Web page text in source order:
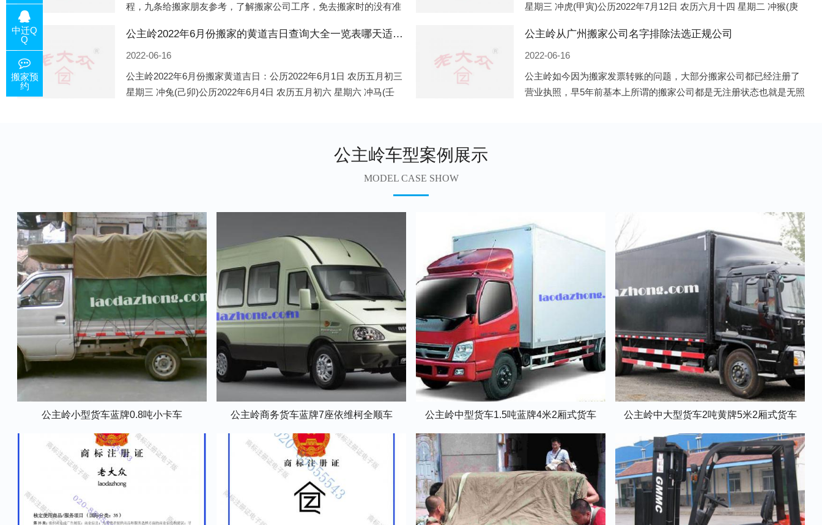
程，九条给搬家朋友参考，了解搬家公司工序，免去搬家时的没有准
电话咨询，初步了解客户搬 家
星期三 冲虎(甲寅)公历2022年7月12日 农历六月十四 星期二 冲猴(庚
公主岭2022年6月份搬家的黄道吉日查询大全一览表哪天适合搬家好日子
2022-06-16
公主岭2022年6月份搬家黄道吉日：公历2022年6月1日 农历五月初三
星期三 冲兔(己卯)公历2022年6月4日 农历五月初六 星期六 冲马(壬
公主岭从广州搬家公司名字排除法选正规公司
2022-06-16
公主岭如今因为搬家发票转账的问题，大部分搬家公司都已经注册了
营业执照，早5年前基本上所谓的搬家公司都是无注册状态也就是无照
公主岭车型案例展示
MODEL CASE SHOW
公主岭小型货车蓝牌0.8吨小卡车 公主岭商务货车蓝牌7座依维柯全顺车 公主岭中型货车1.5吨蓝牌4米2厢式货车 公主岭中大型货车2吨黄牌5米2厢式货车
中迁Q
Q
搬家预
约